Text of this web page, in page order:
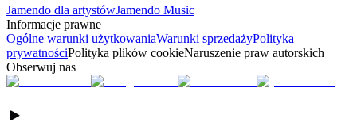
Jamendo dla artystówJamendo Music
Informacje prawne
Ogólne warunki użytkowaniaWarunki sprzedażyPolityka
prywatnościPolityka plików cookieNaruszenie praw autorskich
Obserwuj nas